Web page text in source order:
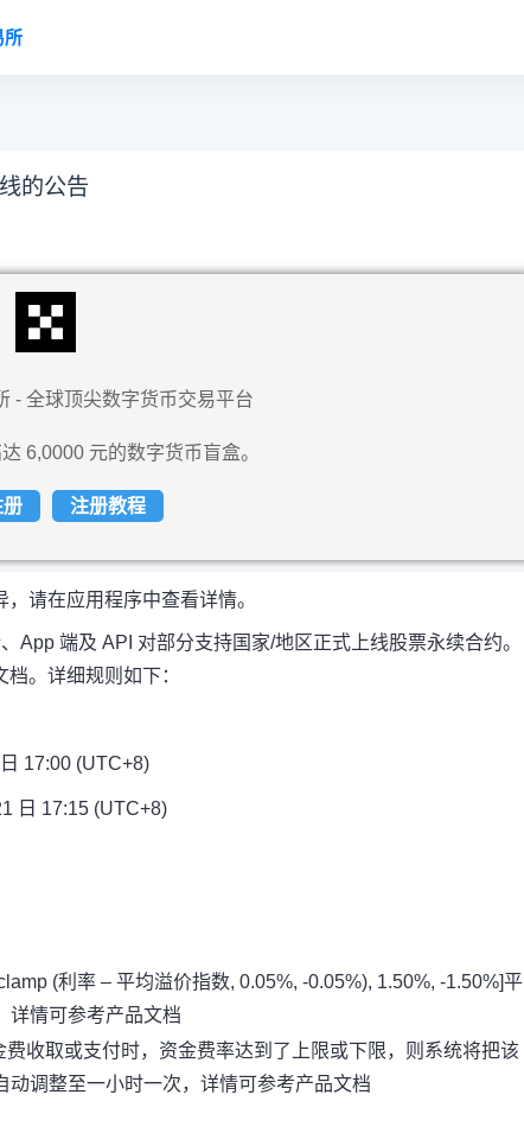
所
的公告
- 全球顶尖数字货币交易平台
6,0000 元的数字货币盲盒。
册 注册教程
请在应用程序中查看详情。
App 端及 API 对部分支持国家/地区正式上线股票永续合约。
。详细规则如下：
17:00 (UTC+8)
日 17:15 (UTC+8)
(利率 – 平均溢价指数, 0.05%, -0.05%), 1.50%, -1.50%]平
详情可参考产品文档
收取或支付时，资金费率达到了上限或下限，则系统将把该
动调整至一小时一次，详情可参考产品文档